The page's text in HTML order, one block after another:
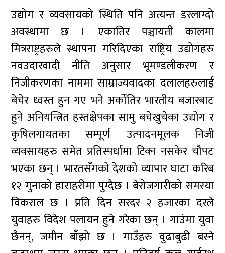
उद्योग र व्यवसायको स्थिति पनि अत्यन्त डरलाग्दो
अवस्थामा छ । एकातिर पञ्चायती कालमा
मित्रराष्ट्रहरुले स्थापना गरिदिएका राष्ट्रिय उद्योगहरु
नवउदारवादी नीति अनुसार भूमण्डलीकरण र
निजीकरणका नाममा साम्राज्यवादका दलालहरुलाई
बेचेर ध्वस्त हुन गए भने अर्कोतिर भारतीय बजारबाट
हुने अनियन्त्रित हस्तक्षेपका सामु बचेखुचेका उद्योग र
कृषिलगायतका सम्पूर्ण उत्पादनमूलक निजी
व्यवसायहरु समेत प्रतिस्पर्धामा टिक्न नसकेर चौपट
भएका छन् । भारतसंँगको देशको व्यापार घाटा करिब
१२ गुनाको हाराहरीमा पुग्दैछ । बेरोजगारीको समस्या
विकराल छ । प्रति दिन सरदर २ हजारका दरले
युवाहरु विदेश पलायन हुने गरेका छन् । गाउंमा युवा
छैनन्, जमीन बाँझो छ । गाउँहरु वुढाबुढी बस्ने